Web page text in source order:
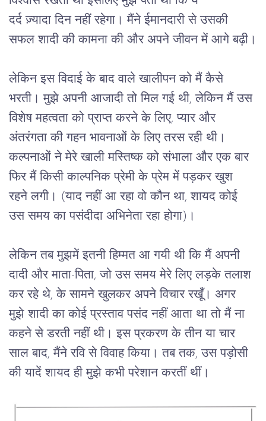
दर्द ज़्यादा दिन नहीं रहेगा। मैंने ईमानदारी से उसकी
सफल शादी की कामना की और अपने जीवन में आगे बढ़ी।
लेकिन इस विदाई के बाद वाले खालीपन को मैं कैसे
भरती। मुझे अपनी आजादी तो मिल गई थी, लेकिन मैं उस
विशेष महत्वता को प्राप्त करने के लिए, प्यार और
अंतरंगता की गहन भावनाओं के लिए तरस रही थी।
कल्पनाओं ने मेरे खाली मस्तिष्क को संभाला और एक बार
फिर मैं किसी काल्पनिक प्रेमी के प्रेम में पड़कर खुश
रहने लगी। (याद नहीं आ रहा वो कौन था, शायद कोई
उस समय का पसंदीदा अभिनेता रहा होगा) ।
लेकिन तब मुझमें इतनी हिम्मत आ गयी थी कि मैं अपनी
दादी और माता-पिता, जो उस समय मेरे लिए लड़के तलाश
कर रहे थे, के सामने खुलकर अपने विचार रखूँ। अगर
मुझे शादी का कोई प्रस्ताव पसंद नहीं आता था तो मैं ना
कहने से डरती नहीं थी। इस प्रकरण के तीन या चार
साल बाद, मैंने रवि से विवाह किया। तब तक, उस पड़ोसी
की यादें शायद ही मुझे कभी परेशान करतीं थीं।